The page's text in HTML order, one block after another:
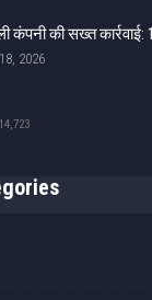
कंपनी की सख्त
2026